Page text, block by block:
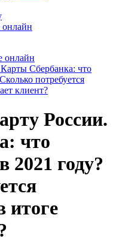
онлайн
онлайн
Сбербанка: что
потребуется
клиент?
России.
что
2021 году?
итоге